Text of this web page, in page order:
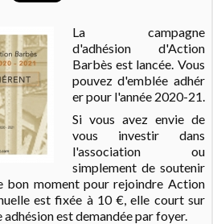
La campagne
d'adhésion d'Action
Barbès est lancée. Vous
pouvezd'emblée adhér
er pour l'année 2020-21.
Si vous avez envie de
vous investir dans
l'association ou
simplement de soutenir
bon moment pour rejoindre Action
est fixée à 10 €, elle court sur
adhésion est demandée par foyer.